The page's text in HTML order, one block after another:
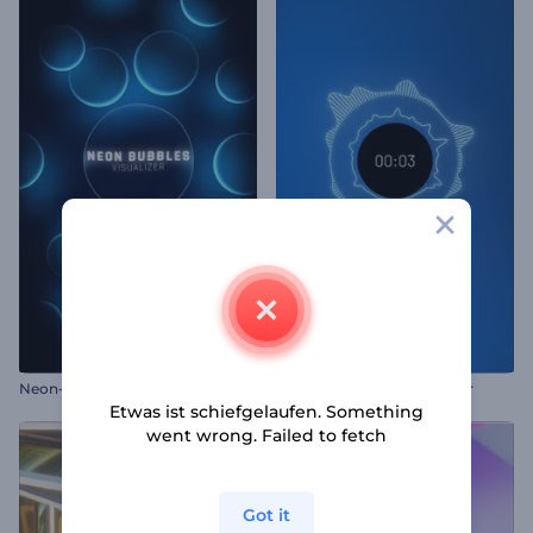
Neon-Blasen-Visualisierer Kreis-Wellenform-Equalizer
Etwas ist schiefgelaufen. Something
went wrong. Failed to fetch
Got it